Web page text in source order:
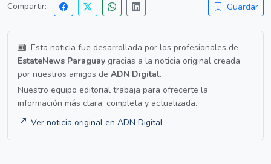
Compartir: Guardar
Esta noticia fue desarrollada por los profesionales de
EstateNews Paraguay gracias a la noticia original creada
por nuestros amigos de ADN Digital.
Nuestro equipo editorial trabaja para ofrecerte la
información más clara, completa y actualizada.
Ver noticia original en ADN Digital